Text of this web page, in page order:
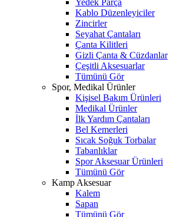
Yedek Parça
Kablo Düzenleyiciler
Zincirler
Seyahat Çantaları
Çanta Kilitleri
Gizli Çanta & Cüzdanlar
Çeşitli Aksesuarlar
Tümünü Gör
Spor, Medikal Ürünler
Kişisel Bakım Ürünleri
Medikal Ürünler
İlk Yardım Çantaları
Bel Kemerleri
Sıcak Soğuk Torbalar
Tabanlıklar
Spor Aksesuar Ürünleri
Tümünü Gör
Kamp Aksesuar
Kalem
Sapan
Tümünü Gör